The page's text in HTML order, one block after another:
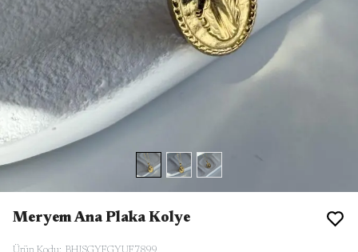
Meryem Ana Plaka Kolye